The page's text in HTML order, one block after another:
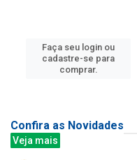
Faça seu login ou
cadastre-se para
comprar.
Confira as Novidades
Veja mais